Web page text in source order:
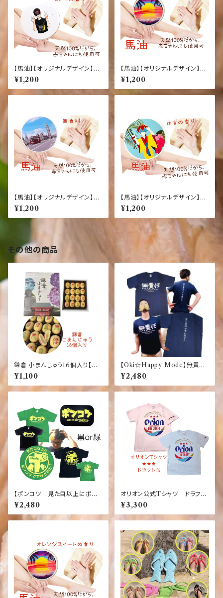
【馬油】【オリジナルデザイン】
【ハセノ島BOY】【ヒノキの香り】
ナチュラルオイル マルチバーム
20g（化粧用オイル）
¥1,200
【馬油】【オリジナルデザイン】
【サンセット】【オレンジスイート
の香り】ナチュラルオイル マル
チバーム20g（化粧用オイル）
¥1,200
【馬油】【オリジナルデザイン】
【時計台とバス】【無香料】ナチュ
ラルオイル マルチバーム20g
（化粧用オイル）
¥1,200
【馬油】【オリジナルデザイン】
【琉球舞踊】【ゆずの香り】ナチュ
ラルオイル マルチバーム20g
（化粧用オイル）
¥1,200
その他の商品
鎌倉 小まんじゅう16個入り【湘
南】【江の島】【海】【お土産】
¥1,100
【Oki☆Happy Mode】無責
任 オリジナルTシャツ すべて
気分ですが何か？
¥2,480
【ポンコツ 見た目以上にポン
コツですがなにか】【緑】【黒】お
もしろ ふざけＴシャツ Usele
ss
¥2,480
オリオン公式Tシャツ ドラフト
左腕三ツ星 ピンク 【お土産】
【沖縄】【定番】【大人気】【Orio
n】【桃色】
¥3,300